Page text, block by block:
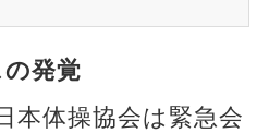
発覚
本体操協会は緊急会